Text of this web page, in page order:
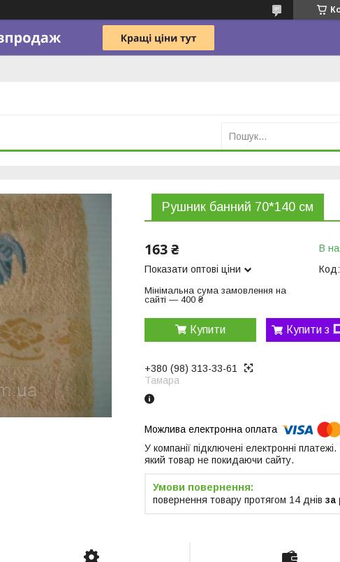
Рушник банний 70*140 см
163 ₴
Показати оптові ціни
Мінімальна сума замовлення на
сайті — 400 ₴
В
Код:
Купити Купити з
+380 (98) 313-33-61
Тамара
У компанії підключені електронні
який товар не покидаючи сайту.
повернення товару протягом 14 днів за